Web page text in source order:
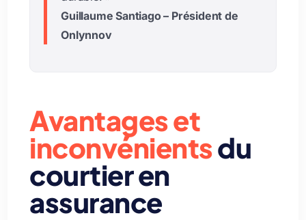
Guillaume Santiago – Président de
Onlynnov
Avantages et
inconvénientsdu
courtier en
assurance